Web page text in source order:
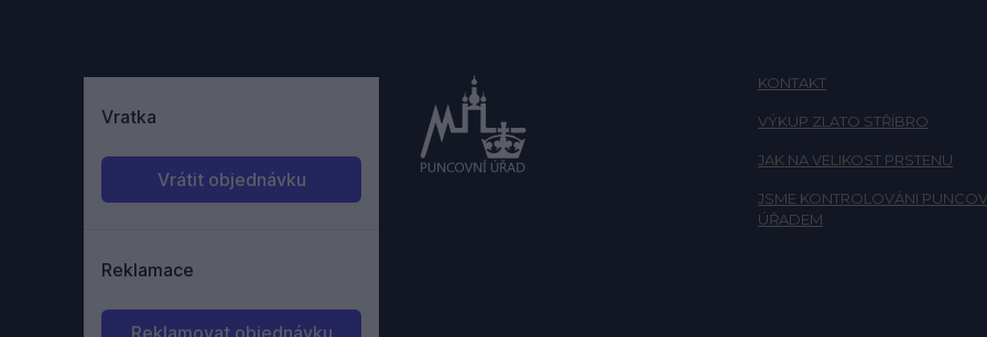
KONTAKT
VÝKUP ZLATO STŘÍBRO
JAK NA VELIKOST PRSTENU
JSME KONTROLOVÁNI
ÚŘADEM